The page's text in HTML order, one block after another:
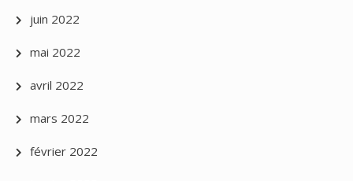
juin 2022
mai 2022
avril 2022
mars 2022
février 2022